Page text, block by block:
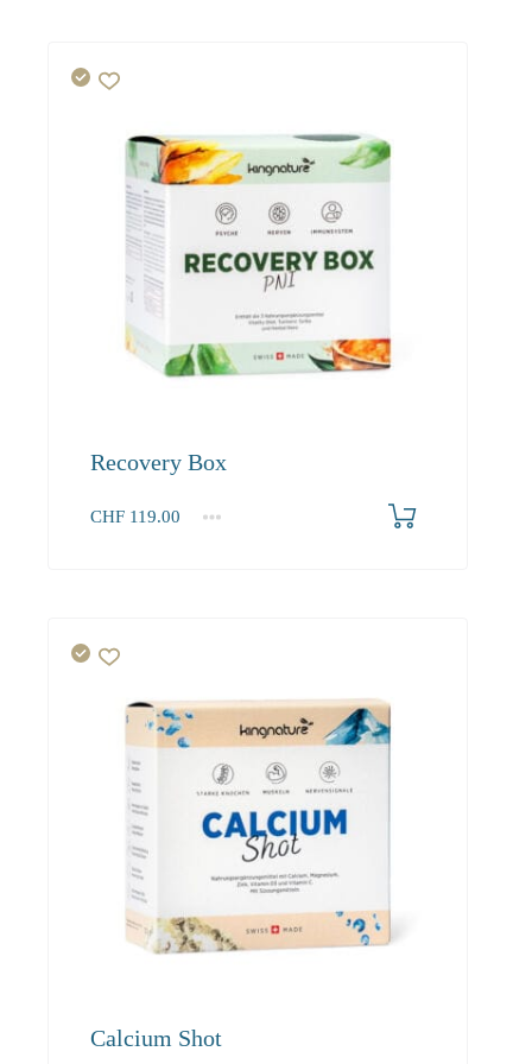
Recovery Box
CHF 119.00
1 2-3
Calcium Shot